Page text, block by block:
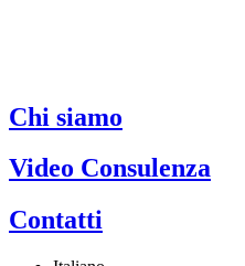
Chi siamo
Video Consulenza
Contatti